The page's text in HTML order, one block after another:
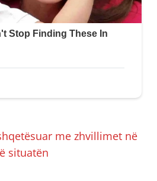
me zhvillimet në
situatën